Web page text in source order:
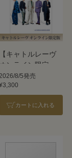
【キャトルレーヴ
オンライン限定
】TAKARAZUKA
2026
8/5発売
カートに入れる